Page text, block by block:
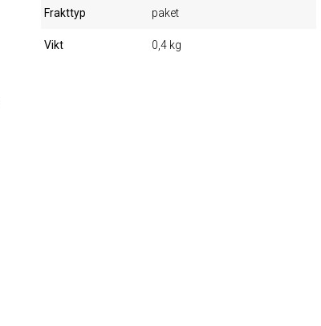
Frakttyp paket
Vikt 0,4 kg